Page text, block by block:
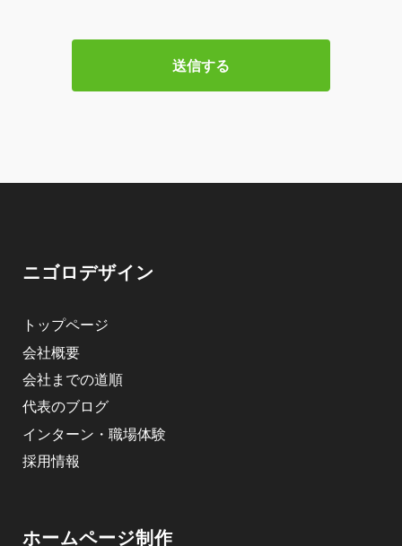
ニゴロデザイン
トップページ
会社概要
会社までの道順
代表のブログ
インターン・職場体験
採用情報
ホームページ制作